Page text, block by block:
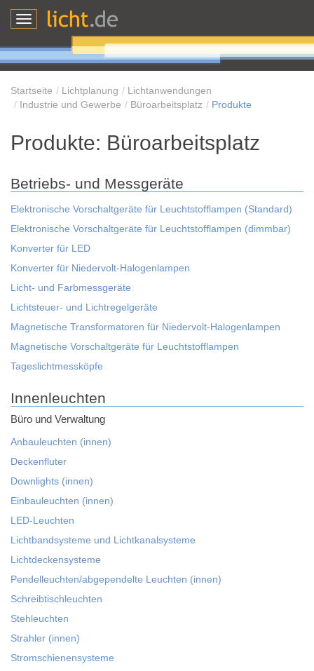
Toggle
Startseite Lichtplanung
Lichtanwendungen
Industrie und Gewerbe
Büroarbeitsplatz Produkte
Produkte: Büroarbeitsplatz
Betriebs- und Messgeräte
Elektronische Vorschaltgeräte für Leuchtstofflampen (Standard)
Elektronische Vorschaltgeräte für Leuchtstofflampen (dimmbar)
Konverter für LED
Konverter für Niedervolt-Halogenlampen
Licht- und Farbmessgeräte
Lichtsteuer- und Lichtregelgeräte
Magnetische Transformatoren für Niedervolt-Halogenlampen
Magnetische Vorschaltgeräte für Leuchtstofflampen
Tageslichtmessköpfe
Innenleuchten
Büro und Verwaltung
Anbauleuchten (innen)
Deckenfluter
Downlights (innen)
Einbauleuchten (innen)
LED-Leuchten
Lichtbandsysteme und Lichtkanalsysteme
Lichtdeckensysteme
Pendelleuchten/abgependelte Leuchten (innen)
Schreibtischleuchten
Stehleuchten
Strahler (innen)
Stromschienensysteme